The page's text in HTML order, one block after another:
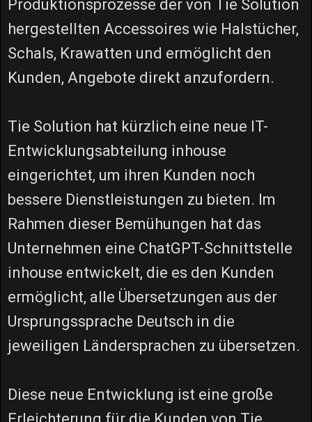
Produktionsprozesse der von Tie Solution
hergestellten Accessoires wie Halstücher,
Schals, Krawatten und ermöglicht den
Kunden, Angebote direkt anzufordern.
Tie Solution hat kürzlich eine neue IT-
Entwicklungsabteilung inhouse
eingerichtet, um ihren Kunden noch
bessere Dienstleistungen zu bieten. Im
Rahmen dieser Bemühungen hat das
Unternehmen eine ChatGPT-Schnittstelle
inhouse entwickelt, die es den Kunden
ermöglicht, alle Übersetzungen aus der
Ursprungssprache Deutsch in die
jeweiligen Ländersprachen zu übersetzen.
Diese neue Entwicklung ist eine große